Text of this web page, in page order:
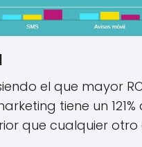
el que mayor
tiene un
que cualquier